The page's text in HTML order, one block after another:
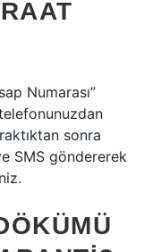
Numarası”
sonra
SMS göndererek